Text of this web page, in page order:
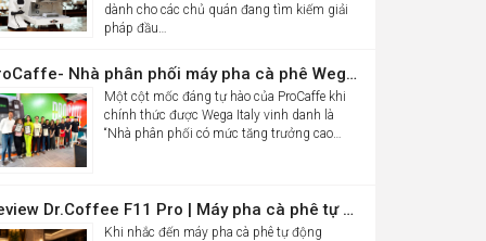
dành cho các chủ quán đang tìm kiếm giải
pháp đầu…
ProCaffe- Nhà phân phối máy pha cà phê Wega có mức tăng trưởng cao nhất thế giới
Một cột mốc đáng tự hào của ProCaffe khi
chính thức được Wega Italy vinh danh là
“Nhà phân phối có mức tăng trưởng cao…
Review Dr.Coffee F11 Pro | Máy pha cà phê tự động cho văn phòng
Khi nhắc đến máy pha cà phê tự động